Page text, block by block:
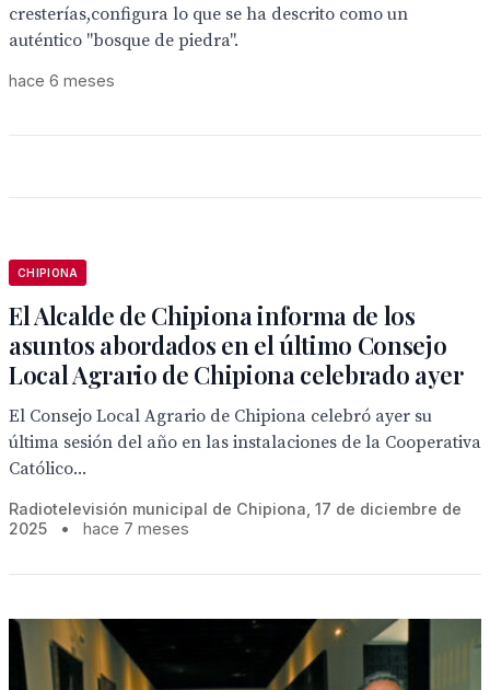
cresterías,configura lo que se ha descrito como un
auténtico "bosque de piedra".
hace 6 meses
CHIPIONA
El Alcalde de Chipiona informa de los
asuntos abordados en el último Consejo
Local Agrario de Chipiona celebrado ayer
El Consejo Local Agrario de Chipiona celebró ayer su
última sesión del año en las instalaciones de la Cooperativa
Católico...
Radiotelevisión municipal de Chipiona, 17 de diciembre de
2025
• hace 7 meses